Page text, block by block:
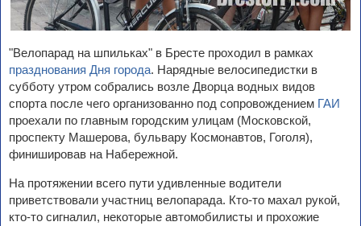
"Велопарад на шпильках" в Бресте проходил в рамках
празднования Дня города. Нарядные велосипедистки в
субботу утром собрались возле Дворца водных видов
спорта после чего организованно под сопровождением ГАИ
проехали по главным городским улицам (Московской,
проспекту Машерова, бульвару Космонавтов, Гоголя),
финишировав на Набережной.
На протяжении всего пути удивленные водители
приветствовали участниц велопарада. Кто-то махал рукой,
кто-то сигналил, некоторые автомобилисты и прохожие